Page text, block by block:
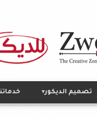
تصميم الديكور▾